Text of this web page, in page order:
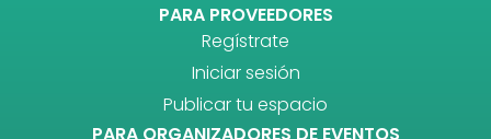
PARA PROVEEDORES
Regístrate
Iniciar sesión
Publicar tu espacio